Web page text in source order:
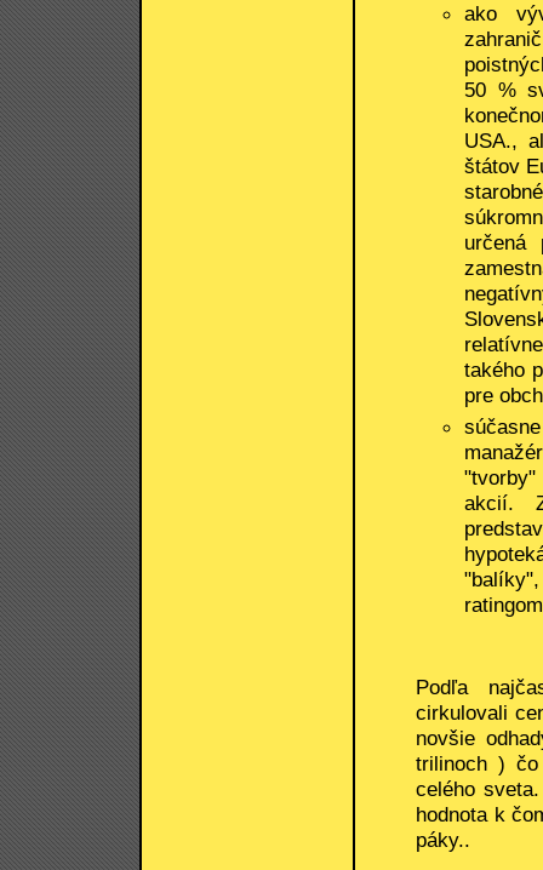
ako
50 %
USA.,
štátov
určená
takého
pre
akcií.
Podľa
cirkulovali
novšie
trilinoch )
celého
hodnota k
páky..